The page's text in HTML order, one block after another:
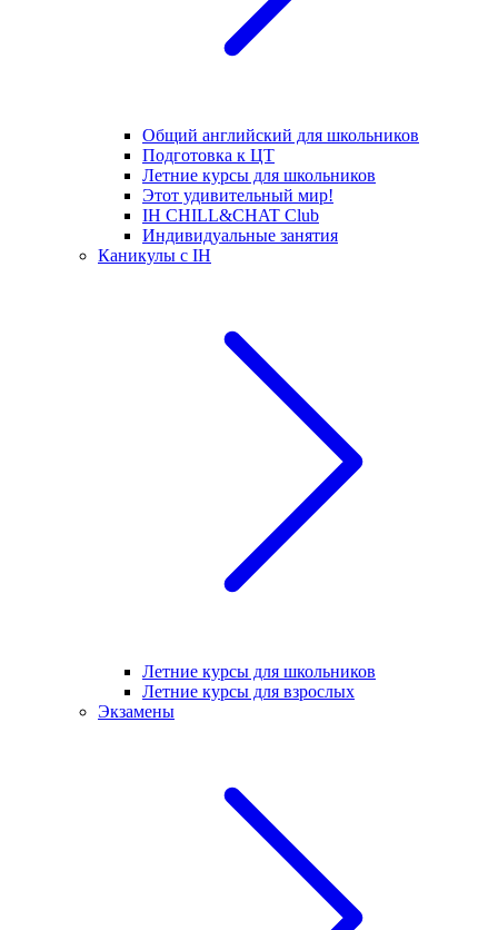
Общий английский для школьников
Подготовка к ЦТ
Летние курсы для школьников
Этот удивительный мир!
IH CHILL&CHAT Club
Индивидуальные занятия
Каникулы с IH
Летние курсы для школьников
Летние курсы для взрослых
Экзамены